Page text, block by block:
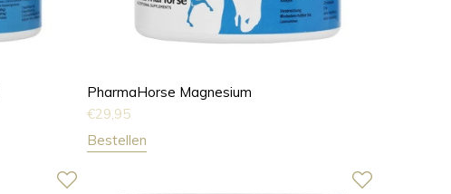
PharmaHorse Magnesium
€29,95
Bestellen